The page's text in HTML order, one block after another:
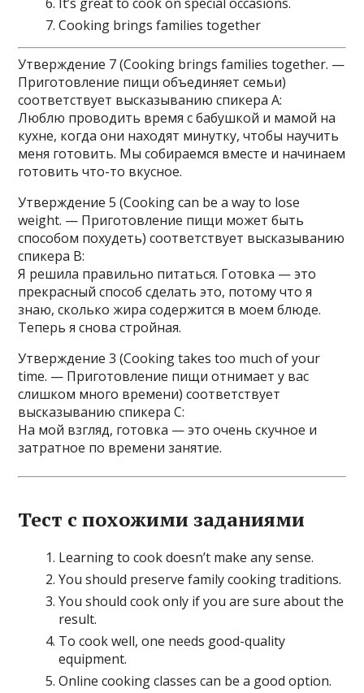
Cooking brings families together
Утверждение 7 (Cooking brings families together. —
Приготовление пищи объединяет семьи)
соответствует высказыванию спикера A:
Люблю проводить время с бабушкой и мамой на
кухне, когда они находят минутку, чтобы научить
меня готовить. Мы собираемся вместе и начинаем
готовить что-то вкусное.
Утверждение 5 (Cooking can be a way to lose
weight. — Приготовление пищи может быть
способом похудеть) соответствует высказыванию
спикера B:
Я решила правильно питаться. Готовка — это
прекрасный способ сделать это, потому что я
знаю, сколько жира содержится в моем блюде.
Теперь я снова стройная.
Утверждение 3 (Cooking takes too much of your
time. — Приготовление пищи отнимает у вас
слишком много времени) соответствует
высказыванию спикера C:
На мой взгляд, готовка — это очень скучное и
затратное по времени занятие.
Тест с похожими заданиями
Learning to cook doesn’t make any sense.
You should preserve family cooking traditions.
You should cook only if you are sure about the
result.
To cook well, one needs good-quality
equipment.
Online cooking classes can be a good option.